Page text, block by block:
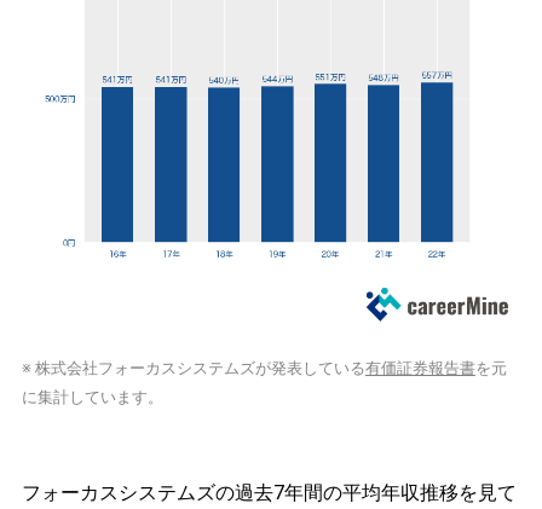
※ 株式会社フォーカスシステムズが発表している有価証券報告書を元
に集計しています。
フォーカスシステムズの過去7年間の平均年収推移を見て